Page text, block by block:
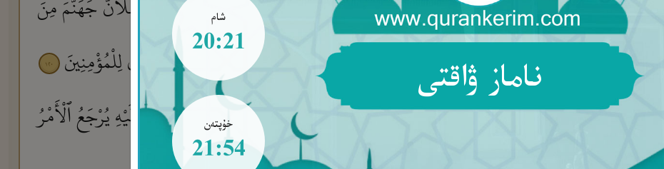
ناماز ۋاقتى
شام
20:21
خۇپتەن
21:54
مِنْ أَنۢبَآءِ ٱلرُّسُلِ مَا نُثَبِّتُ بِهِۦ فُؤَادَكَ ۚ وَجَآءَكَ فِى هَـٰذِهِ ٱلْحَقُّ وَمَوْعِظَةٌ وَذِكْرَىٰ لِلْمُؤْمِنِينَ ١٢٠
إِنَّا عَـٰمِلُونَ وَٱنتَظِرُوٓا۟ إِنَّا مُنتَظِرُونَ
وَلِلَّهِ غَيْبُ ٱلسَّمَـٰوَٰتِ وَٱلْأَرْضِ وَإِلَيْهِ يُرْجَعُ ٱلْأَمْرُ